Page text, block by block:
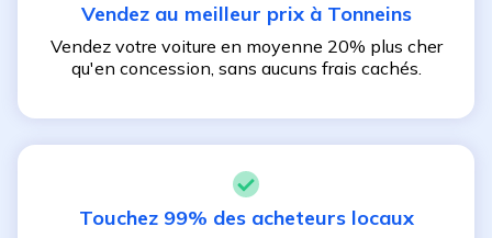
Vendez au meilleur prix à Tonneins
Vendez votre voiture en moyenne 20% plus cher
qu'en concession, sans aucuns frais cachés.
Touchez 99% des acheteurs locaux